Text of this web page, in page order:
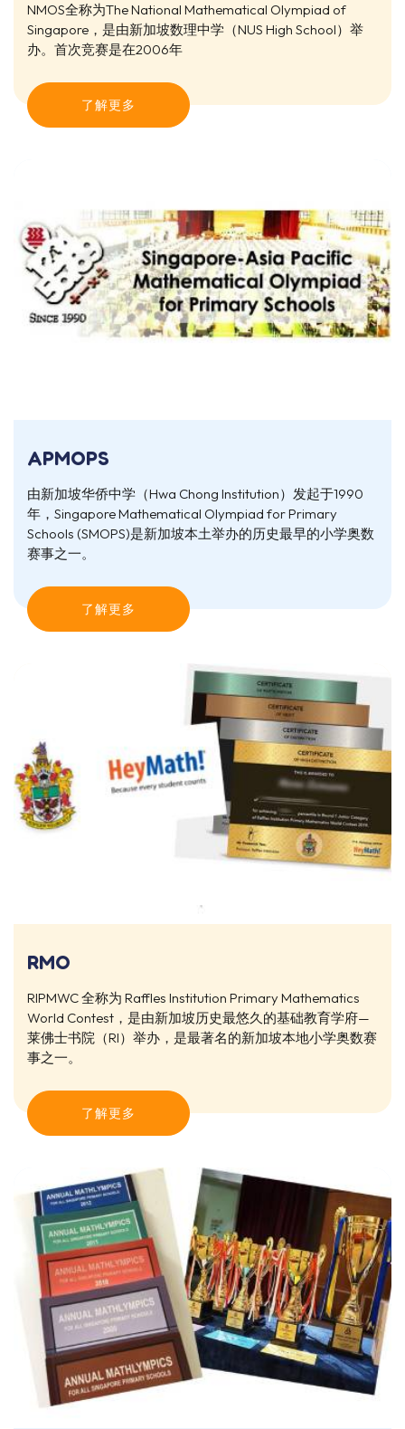
NMOS全称为The National Mathematical Olympiad of
Singapore，是由新加坡数理中学（NUS High School）举
办。首次竞赛是在2006年
了解更多
APMOPS
由新加坡华侨中学（Hwa Chong Institution）发起于1990
年，Singapore Mathematical Olympiad for Primary
Schools (SMOPS)是新加坡本土举办的历史最早的小学奥数
赛事之一。
了解更多
RMO
RIPMWC 全称为 Raffles Institution Primary Mathematics
World Contest，是由新加坡历史最悠久的基础教育学府—
莱佛士书院（RI）举办，是最著名的新加坡本地小学奥数赛
事之一。
了解更多